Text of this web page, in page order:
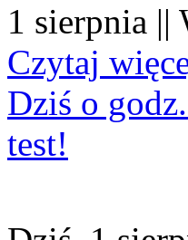
1 sierpnia
Czytaj
Dziś o
test!